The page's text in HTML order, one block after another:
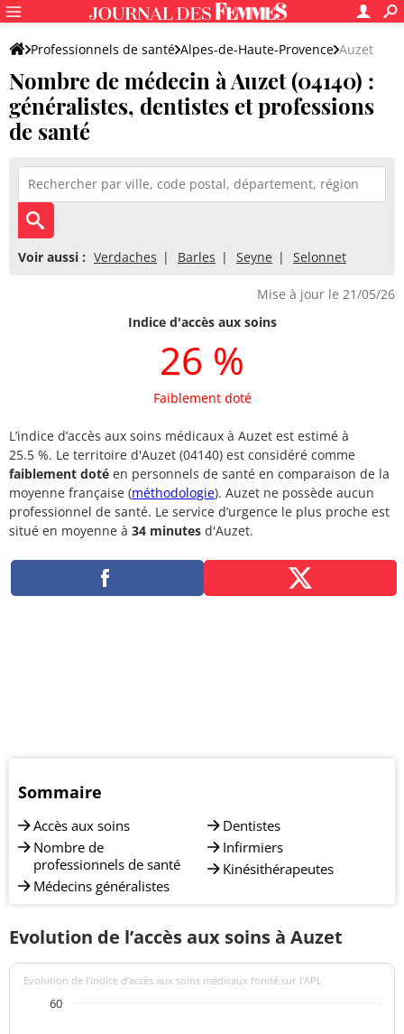
Professionnels de santé Alpes-de-Haute-Provence Auzet
Nombre de médecin à Auzet (04140) :
généralistes, dentistes et professions
de santé
Voir aussi : Verdaches Barles Seyne Selonnet
Mise à jour le 21/05/26
Indice d'accès aux soins
26 %
Faiblement doté
L’indice d’accès aux soins médicaux à Auzet est estimé à
25.5 %. Le territoire d'Auzet (04140) est considéré comme
faiblement doté en personnels de santé en comparaison de la
moyenne française (méthodologie). Auzet ne possède aucun
professionnel de santé. Le service d’urgence le plus proche est
situé en moyenne à 34 minutes d'Auzet.
Sommaire
Accès aux soins
Nombre de
professionnels de santé
Médecins généralistes
Dentistes
Infirmiers
Kinésithérapeutes
Evolution de l’accès aux soins à Auzet
Evolution de l’indice d’accès aux soins médicaux fondé sur l'APL
60